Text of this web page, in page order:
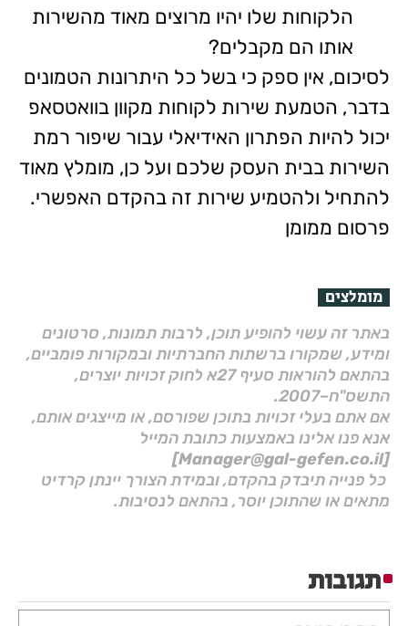
הלקוחות שלו יהיו מרוצים מאוד מהשירות
אותו הם מקבלים?
לסיכום, אין ספק כי בשל כל היתרונות הטמונים
בדבר, הטמעת שירות לקוחות מקוון בוואטסאפ
יכול להיות הפתרון האידיאלי עבור שיפור רמת
השירות בבית העסק שלכם ועל כן, מומלץ מאוד
להתחיל ולהטמיע שירות זה בהקדם האפשרי.
פרסום ממומן
מומלצים
באתר זה עשוי להופיע תוכן, לרבות תמונות, סרטונים
ומידע, שמקורו ברשתות החברתיות ובמקורות פומביים,
בהתאם להוראות סעיף 27א לחוק זכויות יוצרים,
התשס"ח–2007.
אם אתם בעלי זכויות בתוכן שפורסם, או מייצגים אותם,
אנא פנו אלינו באמצעות כתובת המייל
[Manager@gal-gefen.co.il]
כל פנייה תיבדק בהקדם, ובמידת הצורך יינתן קרדיט
מתאים או שהתוכן יוסר, בהתאם לנסיבות.
תגובות